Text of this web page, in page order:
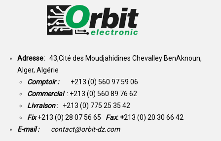
Adresse: 43,Cité des Moudjahidines Chevalley BenAknoun,
Alger, Algérie
Comptoir : +213 (0) 560 97 59 06
Commercial : +213 (0) 560 89 76 62
Livraison: +213 (0) 775 25 35 42
Fix +213 (0) 28 07 56 65 Fax: +213 (0) 20 30 66 42
E-mail :
contact@orbit-dz.com